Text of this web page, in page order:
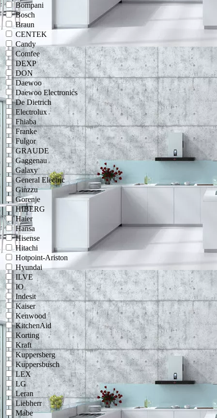
Bompani
Bosch
Braun
CENTEK
Candy
Comfee
DEXP
DON
Daewoo
Daewoo Electronics
De Dietrich
Electrolux
Fhiaba
Franke
Fulgor
GRAUDE
Gaggenau
Galaxy
General Electric
Ginzzu
Gorenje
HIBERG
Haier
Hansa
Hisense
Hitachi
Hotpoint-Ariston
Hyundai
ILVE
IO
Indesit
Kaiser
Kenwood
KitchenAid
Korting
Kraft
Kuppersberg
Kuppersbusch
LEX
LG
Leran
Liebherr
Mabe